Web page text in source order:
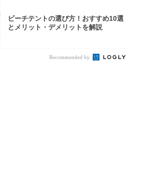
ビーチテントの選び方！おすすめ10選
とメリット・デメリットを解説
Recommended by